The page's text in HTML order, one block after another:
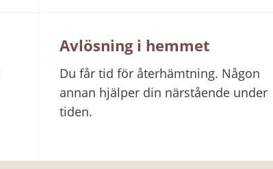
Avlösning i hemmet
Du får tid för återhämtning. Någon
annan hjälper din närstående under
tiden.